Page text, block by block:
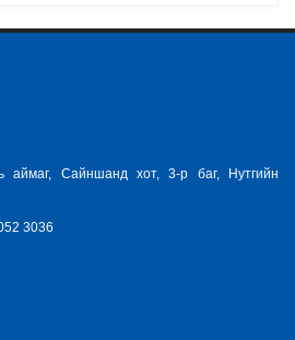
аймаг, Сайншанд хот, 3-р баг, Нутгийн
3036